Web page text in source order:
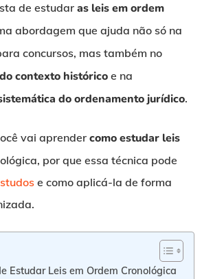
de estudar as leis em ordem
abordagem que ajuda não só na
concursos, mas também no
contexto históricoe na
do ordenamento jurídico.
vai aprender como estudar leis
por que essa técnica pode
e como aplicá-la de forma
Estudar Leis em Ordem Cronológica